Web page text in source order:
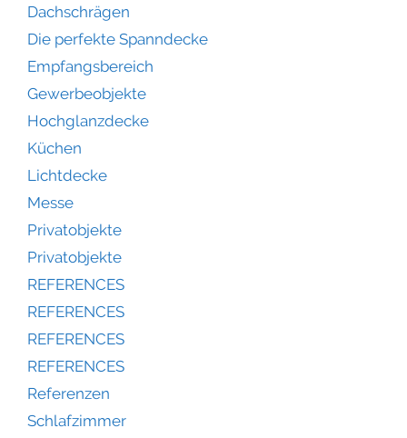
Dachschrägen
Die perfekte Spanndecke
Empfangsbereich
Gewerbeobjekte
Hochglanzdecke
Küchen
Lichtdecke
Messe
Privatobjekte
Privatobjekte
REFERENCES
REFERENCES
REFERENCES
REFERENCES
Referenzen
Schlafzimmer